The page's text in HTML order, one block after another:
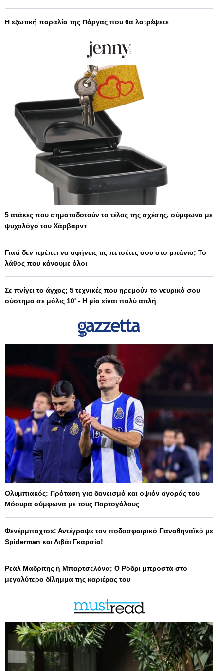
Η εξωτική παραλία της Πάργας που θα λατρέψετε
5 ατάκες που σηματοδοτούν το τέλος της σχέσης, σύμφωνα με
ψυχολόγο του Χάρβαρντ
Γιατί δεν πρέπει να αφήνεις τις πετσέτες σου στο μπάνιο; Το
λάθος που κάνουμε όλοι
Σε πνίγει το άγχος; 5 τεχνικές που ηρεμούν το νευρικό σου
σύστημα σε μόλις 10' - Η μία είναι πολύ απλή
Ολυμπιακός: Πρόταση για δανεισμό και οψιόν αγοράς του
Μόουρα σύμφωνα με τους Πορτογάλους
Φενέρμπαχτσε: Αντέγραψε τον ποδοσφαιρικό Παναθηναϊκό με
Spiderman και Λιβάι Γκαρσία!
Ρεάλ Μαδρίτης ή Μπαρτσελόνα; Ο Ρόδρι μπροστά στο
μεγαλύτερο δίλημμα της καριέρας του